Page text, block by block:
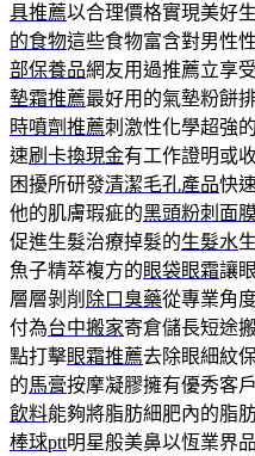
具推薦以合理價格實現美好
的食物這些食物富含對男性
部保養品網友用過推薦立享
墊霜推薦最好用的氣墊粉餅
時噴劑推薦刺激性化學超強
速刷卡換現金有工作證明或
困擾所研發清潔毛孔產品快
他的肌膚瑕疵的黑頭粉刺面
促進生髮治療掉髮的生髮水
魚子精萃複方的眼袋眼霜讓
層層剝削 除口臭藥從專業角
付為台中搬家寄倉儲長短途
點打擊眼霜推薦去除眼細紋
的馬膏按摩凝膠擁有優秀客
飲料能夠將脂肪細肥內的脂
棒球ptt明星般美鼻以恆業界